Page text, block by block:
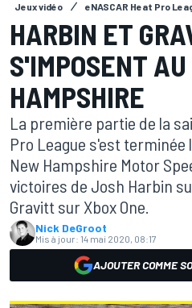
Jeux vidéo eNASCAR Heat Pro
HARBIN ET
S'IMPOSENT
HAMPSHIRE
La première partie de la
Pro League s'est
New Hampshire Motor
victoires de Josh Harbin
Gravitt sur Xbox One.
Nick DeGroot
Mis à jour: 14 mai 2020, 08:17
AJOUTER COMME